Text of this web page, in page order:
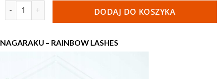
ilość Rzęsy Nagaraku Natural Mink Kolorowe C 0,12 9 mm
DODAJ DO KOSZYKA
NAGARAKU – RAINBOW LASHES